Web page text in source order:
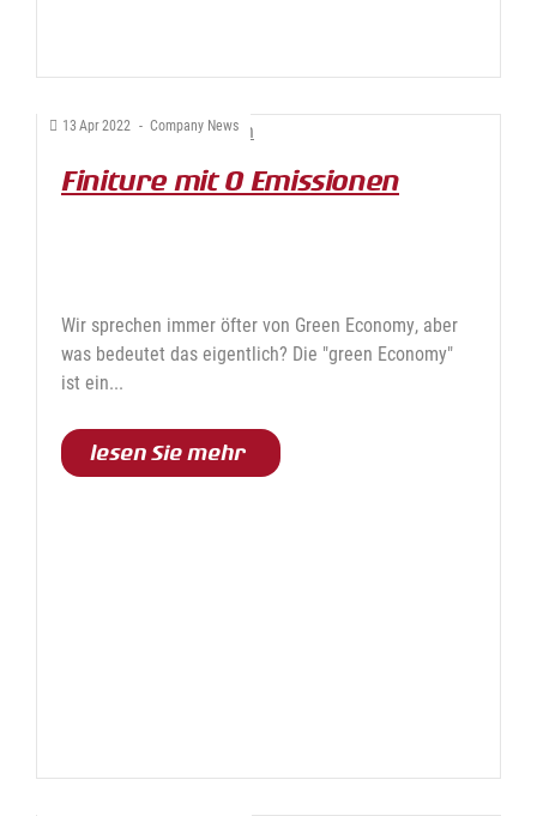
13Apr2022 - Company News
Finiture mit 0 Emissionen
Wir sprechen immer öfter von Green Economy, aber
was bedeutet das eigentlich? Die "green Economy"
ist ein...
lesen Sie mehr